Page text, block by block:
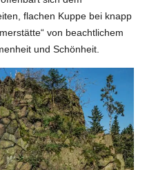
flachen Kuppe bei knapp
von beachtlichem
und Schönheit.